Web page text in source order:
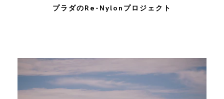
プラダのRe-Nylonプロジェクト